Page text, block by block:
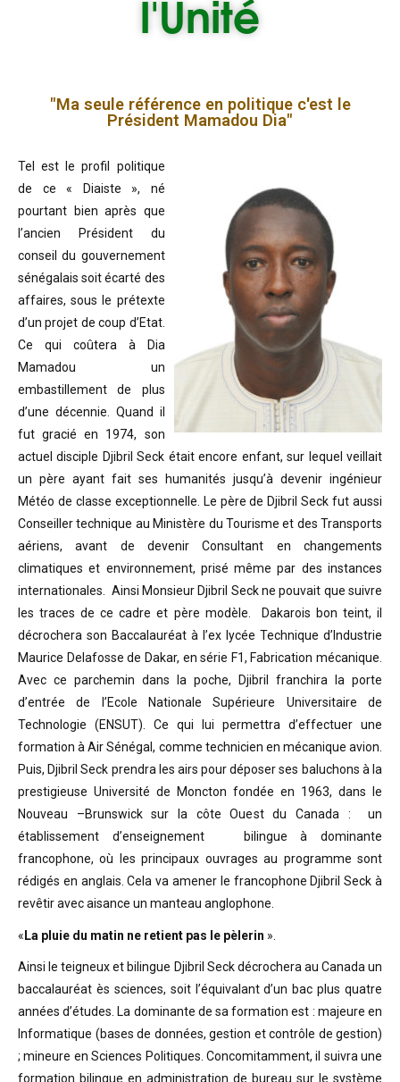
l'Unité
"Ma seule référence en politique c'est le
Président Mamadou Dia"
Tel est le profil politique
de ce « Diaiste », né
pourtant bien après que
l’ancien Président du
conseil du gouvernement
sénégalais soit écarté des
affaires, sous le prétexte
d’un projet de coup d’Etat.
Ce qui coûtera à Dia
Mamadou un
embastillement de plus
d’une décennie. Quand il
fut gracié en 1974, son
actuel disciple Djibril Seck était encore enfant, sur lequel veillait
un père ayant fait ses humanités jusqu’à devenir ingénieur
Météo de classe exceptionnelle. Le père de Djibril Seck fut aussi
Conseiller technique au Ministère du Tourisme et des Transports
aériens, avant de devenir Consultant en changements
climatiques et environnement, prisé même par des instances
internationales. Ainsi Monsieur Djibril Seck ne pouvait que suivre
les traces de ce cadre et père modèle. Dakarois bon teint, il
décrochera son Baccalauréat à l’ex lycée Technique d’Industrie
Maurice Delafosse de Dakar, en série F1, Fabrication mécanique.
Avec ce parchemin dans la poche, Djibril franchira la porte
d’entrée de l’Ecole Nationale Supérieure Universitaire de
Technologie (ENSUT). Ce qui lui permettra d’effectuer une
formation à Air Sénégal, comme technicien en mécanique avion.
Puis, Djibril Seck prendra les airs pour déposer ses baluchons à la
prestigieuse Université de Moncton fondée en 1963, dans le
Nouveau –Brunswick sur la côte Ouest du Canada : un
établissement d’enseignement bilingue à dominante
francophone, où les principaux ouvrages au programme sont
rédigés en anglais. Cela va amener le francophone Djibril Seck à
revêtir avec aisance un manteau anglophone.
«La pluie du matin ne retient pas le pèlerin ».
Ainsi le teigneux et bilingue Djibril Seck décrochera au Canada un
baccalauréat ès sciences, soit l’équivalant d’un bac plus quatre
années d’études. La dominante de sa formation est : majeure en
Informatique (bases de données, gestion et contrôle de gestion)
; mineure en Sciences Politiques. Concomitamment, il suivra une
formation bilingue en administration de bureau sur le système